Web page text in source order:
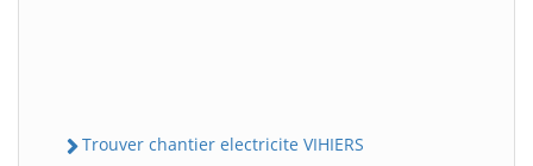
Trouver chantier electricite VIHIERS